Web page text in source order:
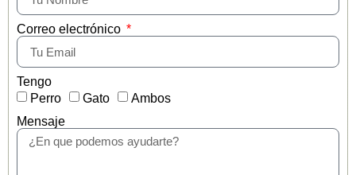
Correo electrónico
Tengo
Perro
Gato
Ambos
Mensaje